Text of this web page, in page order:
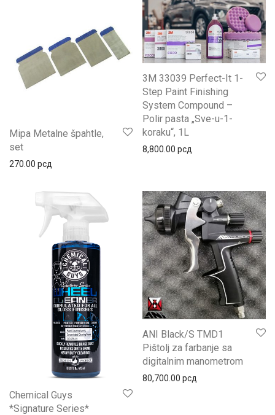
Mipa Metalne špahtle,
set
270.00 рсд
3M 33039 Perfect-It 1-
Step Paint Finishing
System Compound –
Polir pasta „Sve-u-1-
koraku“, 1L
8,800.00 рсд
Chemical Guys
*Signature Series*
ANI Black/S TMD1
Pištolj za farbanje sa
digitalnim manometrom
80,700.00 рсд